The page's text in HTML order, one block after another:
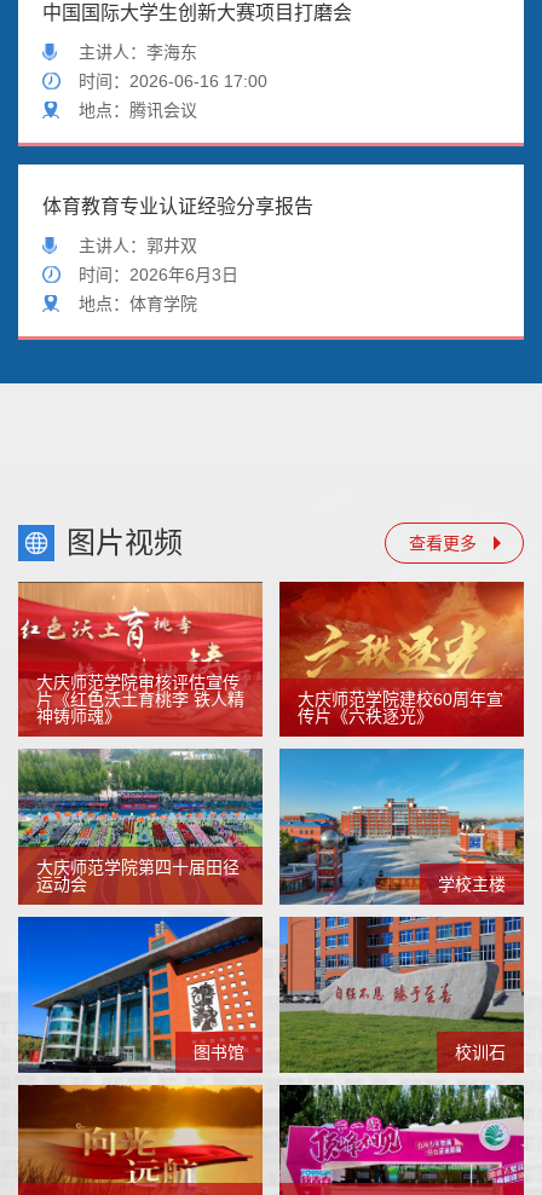
中国国际大学生创新大赛项目打磨会
主讲人：李海东
时间：2026-06-16 17:00
地点：腾讯会议
体育教育专业认证经验分享报告
主讲人：郭井双
时间：2026年6月3日
地点：体育学院
图片视频 查看更多
大庆师范学院审核评估宣传
片《红色沃土育桃李 铁人精
神铸师魂》
大庆师范学院建校60周年宣
传片《六秩逐光》
大庆师范学院第四十届田径
运动会
学校主楼
图书馆 校训石